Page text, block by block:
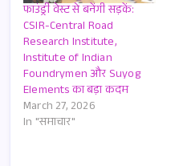
फाउंड्री वेस्ट से बनेंगी सड़कें:
CSIR-Central Road
Research Institute,
Institute of Indian
Foundrymen और Suyog
Elements का बड़ा कदम
March 27, 2026
In "समाचार"